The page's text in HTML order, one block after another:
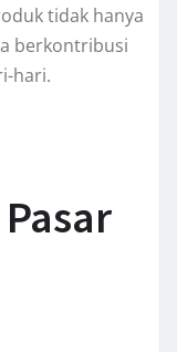
tidak hanya
berkontribusi
hari.